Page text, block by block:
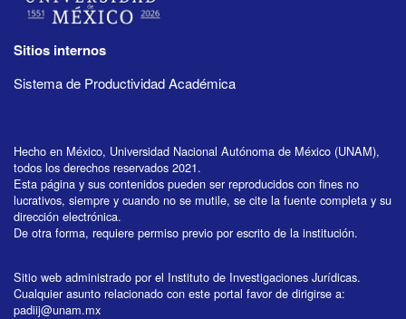
Sitios internos
Sistema de Productividad Académica
Hecho en México, Universidad Nacional Autónoma de México (UNAM),
todos los derechos reservados 2021.
Esta página y sus contenidos pueden ser reproducidos con fines no
lucrativos, siempre y cuando no se mutile, se cite la fuente completa y su
dirección electrónica.
De otra forma, requiere permiso previo por escrito de la institución.
Sitio web administrado por el Instituto de Investigaciones Jurídicas.
Cualquier asunto relacionado con este portal favor de dirigirse a:
padiij@unam.mx